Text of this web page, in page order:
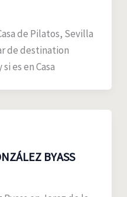
de Pilatos, Sevilla
de destination
es en Casa
BYASS